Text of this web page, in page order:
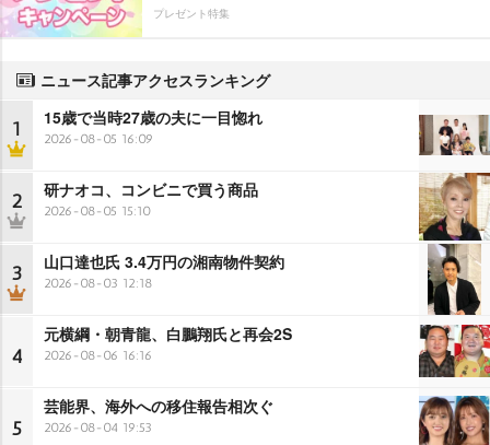
プレゼント特集
ニュース記事アクセスランキング
1 15歳で当時27歳の夫に一目惚れ
2026-08-05 16:09
2 研ナオコ、コンビニで買う商品
2026-08-05 15:10
3 山口達也氏 3.4万円の湘南物件契約
2026-08-03 12:18
4
元横綱・朝青龍、白鵬翔氏と再会2S
2026-08-06 16:16
5
芸能界、海外への移住報告相次ぐ
2026-08-04 19:53